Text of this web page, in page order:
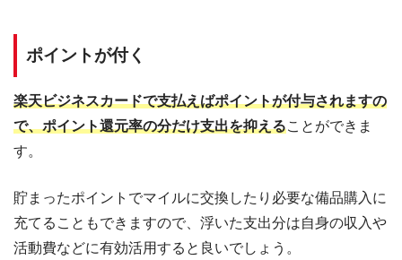
ポイントが付く
楽天ビジネスカードで支払えばポイントが付与されますの
で、ポイント還元率の分だけ支出を抑えることができま
す。
貯まったポイントでマイルに交換したり必要な備品購入に
充てることもできますので、浮いた支出分は自身の収入や
活動費などに有効活用すると良いでしょう。